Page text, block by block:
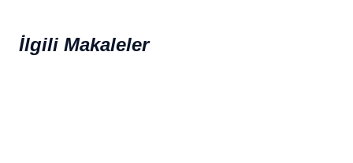
İlgili Makaleler